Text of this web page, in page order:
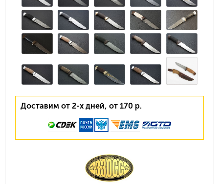
Доставим от 2-х дней, от 170 р.